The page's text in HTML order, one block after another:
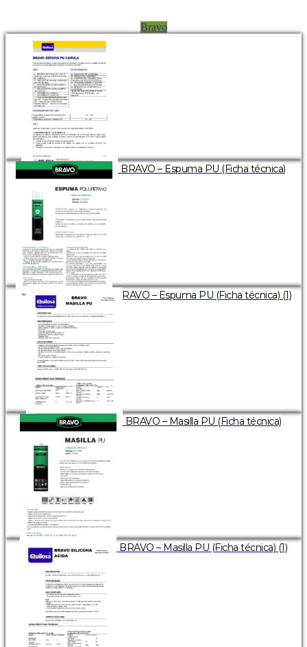
Bravo
BRAVO – Espuma PU (Ficha técnica)
BRAVO – Espuma PU (Ficha técnica) (1)
BRAVO – Masilla PU (Ficha técnica)
BRAVO – Masilla PU (Ficha técnica) (1)